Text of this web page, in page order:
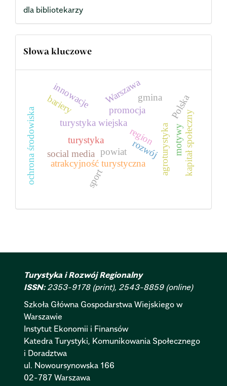
dla bibliotekarzy
Słowa kluczowe
turystyka
promocja
turystyka wiejska agroturystyka
innowacje
atrakcyjność turystyczna
gmina
region
Polska
rozwój
social media
Warszawa
bariery
kapitał społeczny
ochrona środowiska motywy
sport
powiat
Turystyka i Rozwój Regionalny
ISSN: 2353-9178 (print), 2543-8859 (online)
Szkoła Główna Gospodarstwa Wiejskiego w
Warszawie
Instytut Ekonomii i Finansów
Katedra Turystyki, Komunikowania Społecznego
i Doradztwa
ul. Nowoursynowska 166
02-787 Warszawa